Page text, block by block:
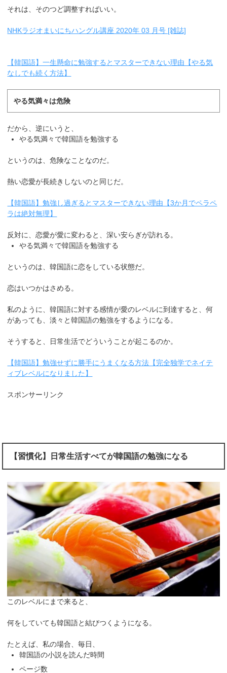
それは、そのつど調整すればいい。
NHKラジオまいにちハングル講座 2020年 03 月号 [雑誌]
【韓国語】一生懸命に勉強するとマスターできない理由【やる気
なしでも続く方法】
やる気満々は危険
だから、逆にいうと、
やる気満々で韓国語を勉強する
というのは、危険なことなのだ。
熱い恋愛が長続きしないのと同じだ。
【韓国語】勉強し過ぎるとマスターできない理由【3か月でペラペ
ラは絶対無理】
反対に、恋愛が愛に変わると、深い安らぎが訪れる。
やる気満々で韓国語を勉強する
というのは、韓国語に恋をしている状態だ。
恋はいつかはさめる。
私のように、韓国語に対する感情が愛のレベルに到達すると、何
があっても、淡々と韓国語の勉強をするようになる。
そうすると、日常生活でどういうことが起こるのか。
【韓国語】勉強せずに勝手にうまくなる方法【完全独学でネイテ
ィブレベルになりました】
スポンサーリンク
【習慣化】日常生活すべてが韓国語の勉強になる
このレベルにまで来ると、
何をしていても韓国語と結びつくようになる。
たとえば、私の場合、毎日、
韓国語の小説を読んだ時間
ページ数